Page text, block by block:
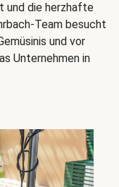
und die herzhafte
Team besucht
und vor
Unternehmen in